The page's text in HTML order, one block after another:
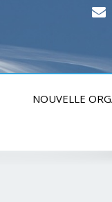
NOUVELLE